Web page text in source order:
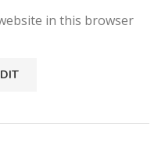
in this browser